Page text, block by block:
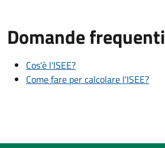
Domande frequenti
Cos'è l'ISEE?
Come fare per calcolare l'ISEE?